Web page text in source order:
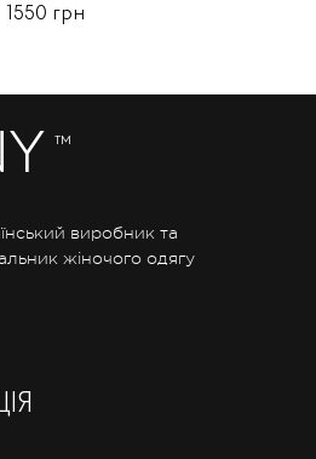
1550 грн
™
виробник та
жіночого одягу